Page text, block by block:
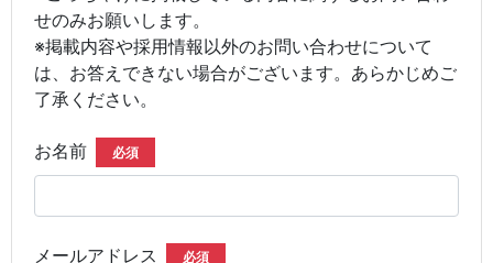
せのみお願いします。
※掲載内容や採用情報以外のお問い合わせについて
は、お答えできない場合がございます。あらかじめご
了承ください。
お名前 必須
メールアドレス 必須